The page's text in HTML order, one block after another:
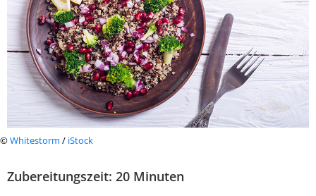
©Whitestorm / iStock
Zubereitungszeit: 20 Minuten